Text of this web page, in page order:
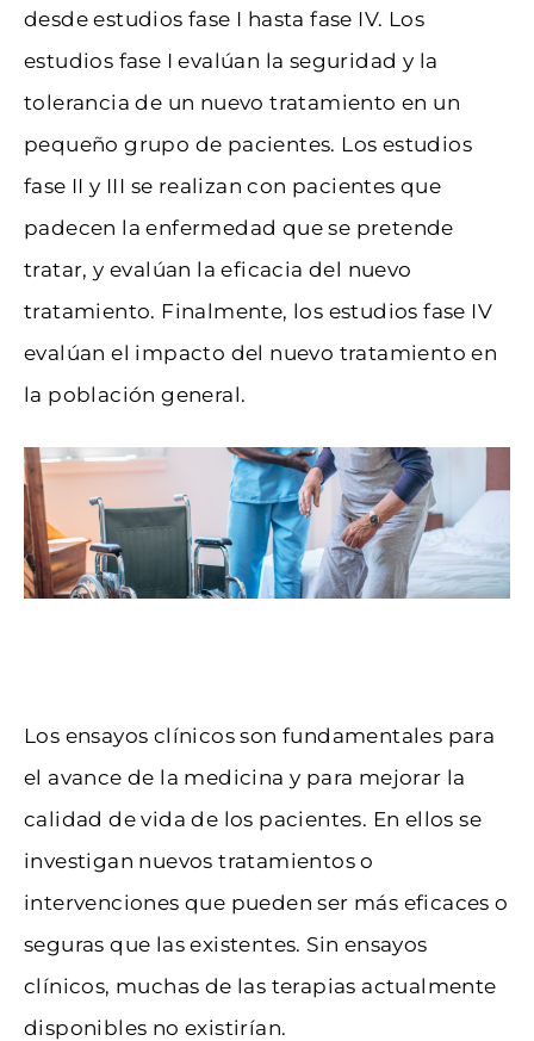
desde estudios fase I hasta fase IV. Los
estudios fase I evalúan la seguridad y la
tolerancia de un nuevo tratamiento en un
pequeño grupo de pacientes. Los estudios
fase II y III se realizan con pacientes que
padecen la enfermedad que se pretende
tratar, y evalúan la eficacia del nuevo
tratamiento. Finalmente, los estudios fase IV
evalúan el impacto del nuevo tratamiento en
la población general.
Los ensayos clínicos son fundamentales para
el avance de la medicina y para mejorar la
calidad de vida de los pacientes. En ellos se
investigan nuevos tratamientos o
intervenciones que pueden ser más eficaces o
seguras que las existentes. Sin ensayos
clínicos, muchas de las terapias actualmente
disponibles no existirían.